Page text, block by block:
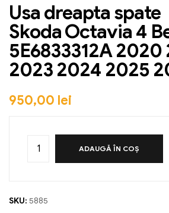
Usa dreapta spate
Skoda Octavia 4
5E6833312A 2020
2023 2024 2025
950,00 lei
ADAUGĂ ÎN COȘ
SKU: 5885